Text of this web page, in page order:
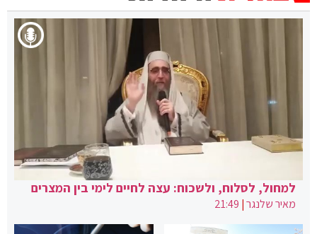
למחול, לסלוח, ולשכוח: עצה לחיים לימי בין המצרים
מאיר שלנגר|
21:49